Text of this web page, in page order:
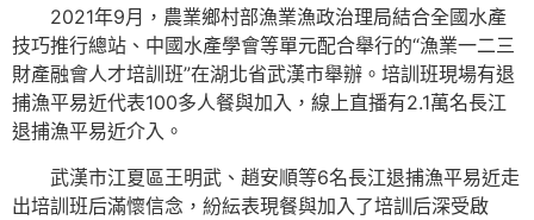
2021年9月，農業鄉村部漁業漁政治理局結合全國水產
技巧推行總站、中國水產學會等單元配合舉行的“漁業一二三
財產融會人才培訓班”在湖北省武漢市舉辦。培訓班現場有退
捕漁平易近代表100多人餐與加入，線上直播有2.1萬名長江
退捕漁平易近介入。
武漢市江夏區王明武、趙安順等6名長江退捕漁平易近走
出培訓班后滿懷信念，紛紜表現餐與加入了培訓后深受啟